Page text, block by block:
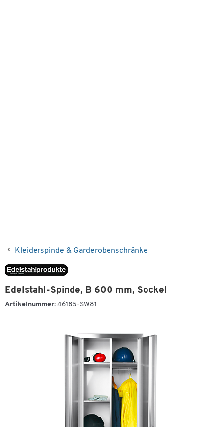
Kleiderspinde & Garderobenschränke
Edelstahl-Spinde, B 600 mm, Sockel
Artikelnummer: 46185-SW81